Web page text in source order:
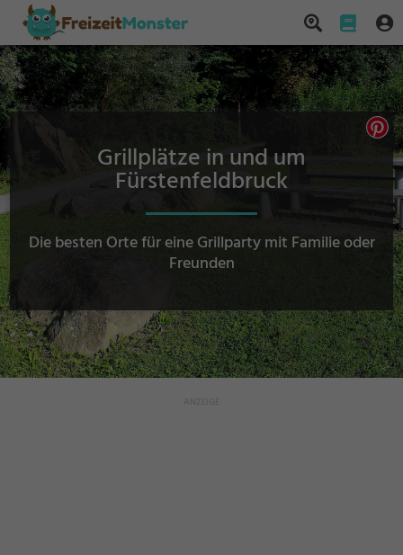
Grillplätze in und um
Fürstenfeldbruck
Die besten Orte für eine Grillparty mit Familie oder
Freunden